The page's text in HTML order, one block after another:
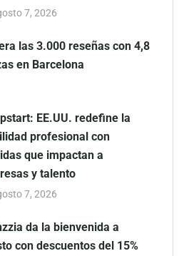
7, 2026
las 3.000 reseñas con 4,8
en Barcelona
EE.UU. redefine la
profesional con
que impactan a
y talento
7, 2026
da la bienvenida a
con descuentos del 15%